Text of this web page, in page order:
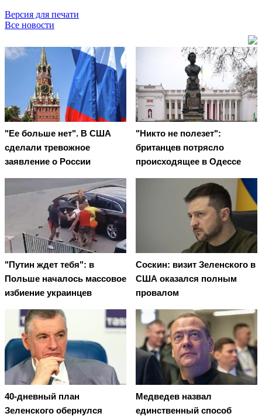
Версия для печати
Все новости
"Ее больше нет". В США
сделали тревожное
заявление о России
"Никто не полезет":
британцев потрясло
происходящее в Одессе
"Путин ждет тебя": в
Польше началось массовое
избиение украинцев
Соскин: визит Зеленского в
США оказался полным
провалом
40-дневный план
Зеленского обернулся
Медведев назвал
единственный способ